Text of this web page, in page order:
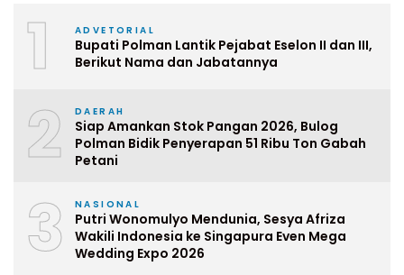
1 ADVETORIAL
Bupati Polman Lantik Pejabat Eselon II dan III,
Berikut Nama dan Jabatannya
2 DAERAH
Siap Amankan Stok Pangan 2026, Bulog
Polman Bidik Penyerapan 51 Ribu Ton Gabah
Petani
3 NASIONAL
Putri Wonomulyo Mendunia, Sesya Afriza
Wakili Indonesia ke Singapura Even Mega
Wedding Expo 2026